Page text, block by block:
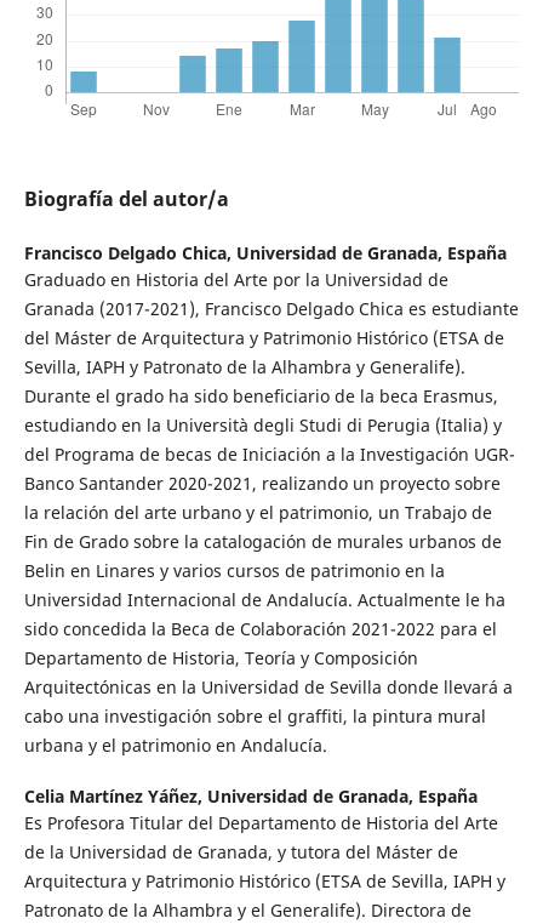
Biografía del autor/a
Francisco Delgado Chica, Universidad de Granada, España
Graduado en Historia del Arte por la Universidad de
Granada (2017-2021), Francisco Delgado Chica es estudiante
del Máster de Arquitectura y Patrimonio Histórico (ETSA de
Sevilla, IAPH y Patronato de la Alhambra y Generalife).
Durante el grado ha sido beneficiario de la beca Erasmus,
estudiando en la Università degli Studi di Perugia (Italia) y
del Programa de becas de Iniciación a la Investigación UGR-
Banco Santander 2020-2021, realizando un proyecto sobre
la relación del arte urbano y el patrimonio, un Trabajo de
Fin de Grado sobre la catalogación de murales urbanos de
Belin en Linares y varios cursos de patrimonio en la
Universidad Internacional de Andalucía. Actualmente le ha
sido concedida la Beca de Colaboración 2021-2022 para el
Departamento de Historia, Teoría y Composición
Arquitectónicas en la Universidad de Sevilla donde llevará a
cabo una investigación sobre el graffiti, la pintura mural
urbana y el patrimonio en Andalucía.
Celia Martínez Yáñez, Universidad de Granada, España
Es Profesora Titular del Departamento de Historia del Arte
de la Universidad de Granada, y tutora del Máster de
Arquitectura y Patrimonio Histórico (ETSA de Sevilla, IAPH y
Patronato de la Alhambra y el Generalife). Directora de